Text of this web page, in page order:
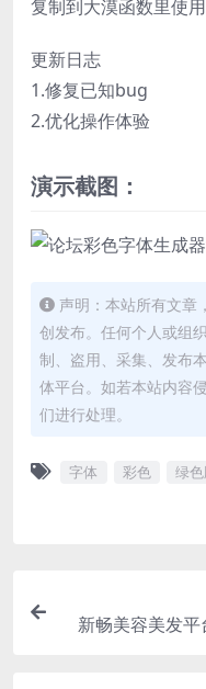
复制到大漠函数里使用
更新日志
1.修复已知bug
2.优化操作体验
演示截图：
声明：本站所有文章
创发布。任何个人或组
制、盗用、采集、发布
体平台。如若本站内容
们进行处理。
字体 彩色 绿
新畅美容美发